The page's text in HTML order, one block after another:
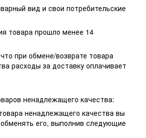
вид и свои потребительские
товара прошло менее 14
при обмене/возврате товара
расходы за доставку оплачивает
ненадлежащего качества:
ненадлежащего качества вы
его, выполнив следующие